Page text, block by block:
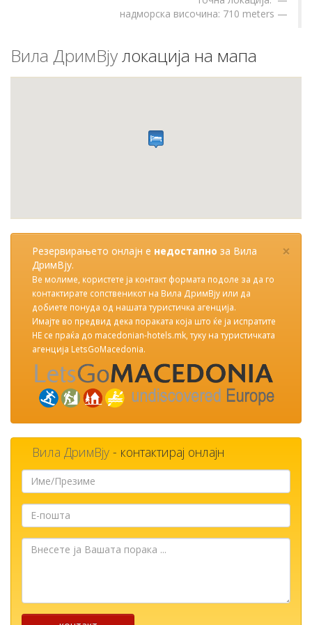
надморска височина: 710 meters
Вила ДримВју локација на мапа
×
Резервирањето онлајн е недостапно за Вила
ДримВју.
Ве молиме, користете ја контакт формата подоле за да го
контактирате сопственикот на Вила ДримВју или да
добиете понуда од нашата туристичка агенција.
Имајте во предвид дека пораката која што ќе ја испратите
НЕ се праќа до macedonian-hotels.mk, туку на туристичката
агенција LetsGoMacedonia.
Вила ДримВју - контактирај онлајн
Име/
Презиме
пошта
Внесете